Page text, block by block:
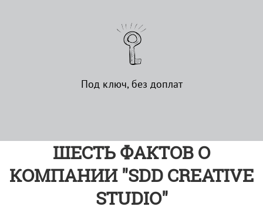
Под ключ, без доплат
ШЕСТЬ ФАКТОВ О
КОМПАНИИ "SDD CREATIVE
STUDIO"